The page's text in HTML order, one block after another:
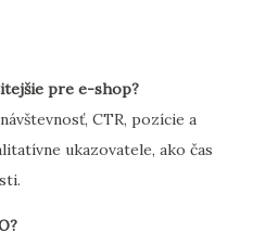
pre e-shop?
CTR, pozície a
ukazovatele, ako čas